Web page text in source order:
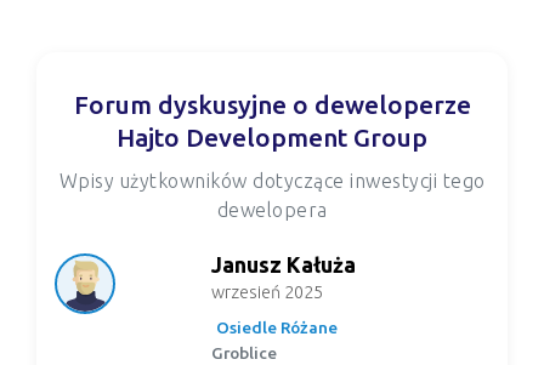
Forum dyskusyjne o deweloperze
Hajto Development Group
Wpisy użytkowników dotyczące inwestycji tego
dewelopera
Janusz Kałuża
wrzesień 2025
Osiedle Różane
Groblice